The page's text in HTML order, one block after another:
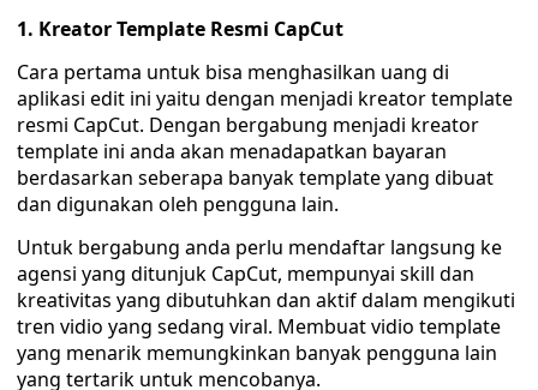
1. Kreator Template Resmi CapCut
Cara pertama untuk bisa menghasilkan uang di
aplikasi edit ini yaitu dengan menjadi kreator template
resmi CapCut. Dengan bergabung menjadi kreator
template ini anda akan menadapatkan bayaran
berdasarkan seberapa banyak template yang dibuat
dan digunakan oleh pengguna lain.
Untuk bergabung anda perlu mendaftar langsung ke
agensi yang ditunjuk CapCut, mempunyai skill dan
kreativitas yang dibutuhkan dan aktif dalam mengikuti
tren vidio yang sedang viral. Membuat vidio template
yang menarik memungkinkan banyak pengguna lain
yang tertarik untuk mencobanya.